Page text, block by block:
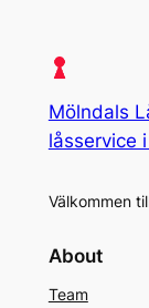
Mölndals
låsservice
Välkommen
About
Team